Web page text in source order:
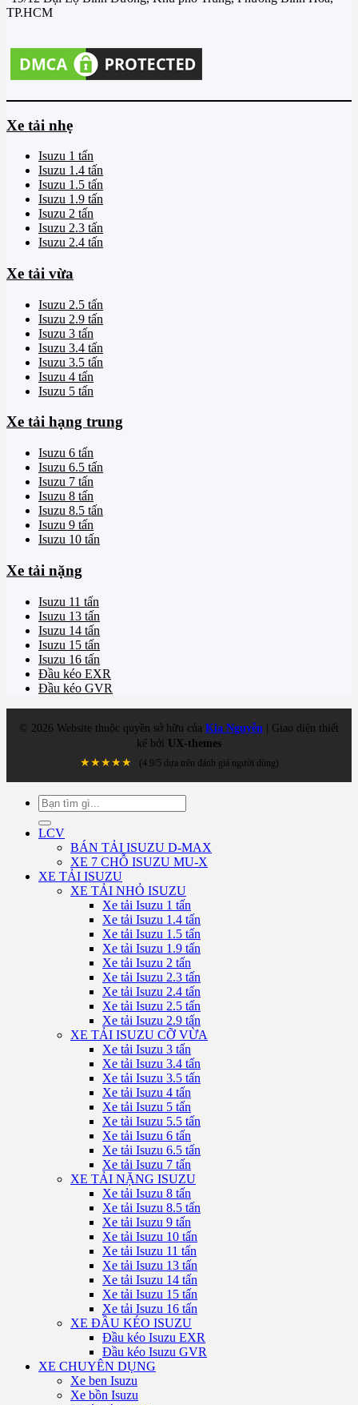
TP.HCM
Xe tải nhẹ
Isuzu 1 tấn
Isuzu 1.4 tấn
Isuzu 1.5 tấn
Isuzu 1.9 tấn
Isuzu 2 tấn
Isuzu 2.3 tấn
Isuzu 2.4 tấn
Xe tải vừa
Isuzu 2.5 tấn
Isuzu 2.9 tấn
Isuzu 3 tấn
Isuzu 3.4 tấn
Isuzu 3.5 tấn
Isuzu 4 tấn
Isuzu 5 tấn
Xe tải hạng trung
Isuzu 6 tấn
Isuzu 6.5 tấn
Isuzu 7 tấn
Isuzu 8 tấn
Isuzu 8.5 tấn
Isuzu 9 tấn
Isuzu 10 tấn
Xe tải nặng
Isuzu 11 tấn
Isuzu 13 tấn
Isuzu 14 tấn
Isuzu 15 tấn
Isuzu 16 tấn
Đầu kéo EXR
Đầu kéo GVR
© 2026 Website thuộc quyền sở hữu của Kia Nguyễn | Giao diện thiết
kế bởi UX-themes
★★★★★
(4.9/5 dựa trên đánh giá người dùng)
Tìm
kiếm:
LCV
BÁN TẢI ISUZU D-MAX
XE 7 CHỖ ISUZU MU-X
XE TẢI ISUZU
XE TẢI NHỎ ISUZU
Xe tải Isuzu 1 tấn
Xe tải Isuzu 1.4 tấn
Xe tải Isuzu 1.5 tấn
Xe tải Isuzu 1.9 tấn
Xe tải Isuzu 2 tấn
Xe tải Isuzu 2.3 tấn
Xe tải Isuzu 2.4 tấn
Xe tải Isuzu 2.5 tấn
Xe tải Isuzu 2.9 tấn
XE TẢI ISUZU CỠ VỪA
Xe tải Isuzu 3 tấn
Xe tải Isuzu 3.4 tấn
Xe tải Isuzu 3.5 tấn
Xe tải Isuzu 4 tấn
Xe tải Isuzu 5 tấn
Xe tải Isuzu 5.5 tấn
Xe tải Isuzu 6 tấn
Xe tải Isuzu 6.5 tấn
Xe tải Isuzu 7 tấn
XE TẢI NẶNG ISUZU
Xe tải Isuzu 8 tấn
Xe tải Isuzu 8.5 tấn
Xe tải Isuzu 9 tấn
Xe tải Isuzu 10 tấn
Xe tải Isuzu 11 tấn
Xe tải Isuzu 13 tấn
Xe tải Isuzu 14 tấn
Xe tải Isuzu 15 tấn
Xe tải Isuzu 16 tấn
XE ĐẦU KÉO ISUZU
Đầu kéo Isuzu EXR
Đầu kéo Isuzu GVR
XE CHUYÊN DỤNG
Xe ben Isuzu
Xe bồn Isuzu